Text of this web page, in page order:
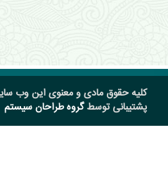
کلیه حقوق مادی و معنوی این وب
پشتیبانی توسطگروه طراحان سیستم